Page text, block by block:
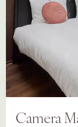
Camera